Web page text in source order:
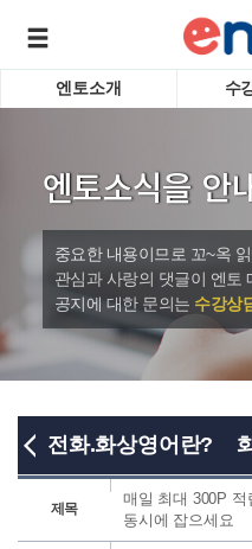
바로가기
엔토소개 수
엔토소식을 안
중요한 내용이므로 꼬~옥 읽
관심과 사랑의 댓글이 엔토
공지에 대한 문의는 수강상
전화.화상영어란?
제목
매일 최대 300P
동시에 잡으세요